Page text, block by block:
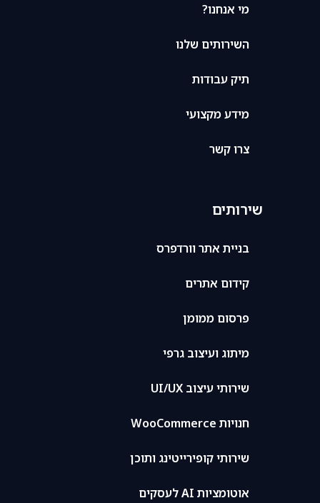
מי אנחנו?
השירותים שלנו
תיק עבודות
מידע מקצועי
צרו קשר
שירותים
בניית אתר וורדפרס
קידום אתרים
פרסום ממומן
מיתוג ועיצוב גרפי
שירותי עיצוב UI/UX
חנויות WooCommerce
שירותי קופירייטינג ותוכן
אוטומציות AI לעסקים